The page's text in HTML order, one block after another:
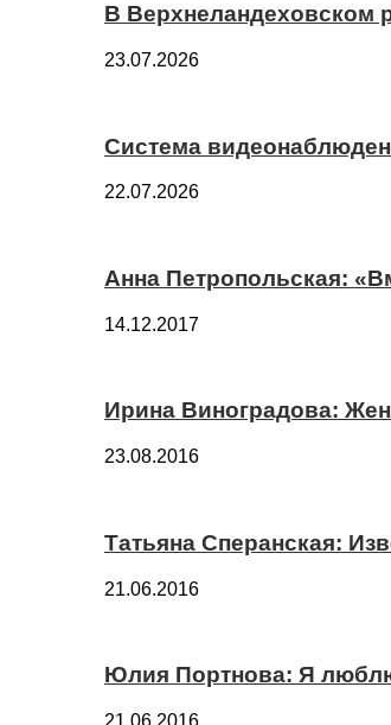
В Верхнеландеховском
23.07.2026
Система
22.07.2026
Анна Петропольская:
14.12.2017
Ирина Виноградова:
23.08.2016
Татьяна Сперанская:
21.06.2016
Юлия Портнова: Я
21.06.2016